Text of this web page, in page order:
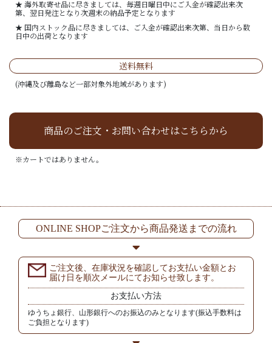
★ 海外取寄せ品に尽きましては、毎週日曜日中にご入金が確認出来次
第、翌日発注となり次週末の納品予定となります
★ 国内ストック品に尽きましては、ご入金が確認出来次第、当日から数
日中の出荷となります
送料無料
(沖縄及び離島など一部対象外地域があります)
商品のご注文・お問い合わせはこちらから
※カートではありません。
ONLINE SHOPご注文から商品発送までの流れ
ご注文後、在庫状況を確認してお支払い金額とお
届け日を順次メールにてお知らせ致します。
お支払い方法
ゆうちょ銀行、山形銀行へのお振込のみとなります(振込手数料は
ご負担となります)